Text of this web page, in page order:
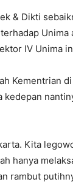
& Dikti
Unima
IV Unima
Kementrian
Kita
hanya
rambut